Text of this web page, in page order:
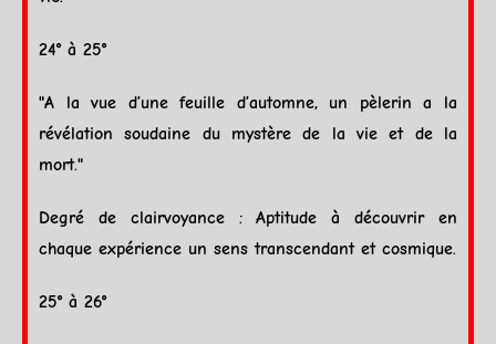
24° à 25°
"A la vue d’une feuille d’automne, un pèlerin a la
révélation soudaine du mystère de la vie et de la
mort."
Degré de clairvoyance : Aptitude à découvrir en
chaque expérience un sens transcendant et cosmique.
25° à 26°